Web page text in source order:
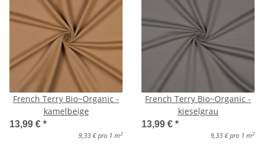
French Terry Bio~Organic -
kamelbeige
13,99 € *
9,33 € pro 1 m 2
French Terry Bio~Organic -
kieselgrau
13,99 € *
9,33 € pro 1 m 2